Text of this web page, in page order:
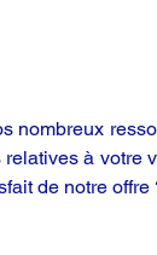
nombreux
relatives à votre
de notre offre